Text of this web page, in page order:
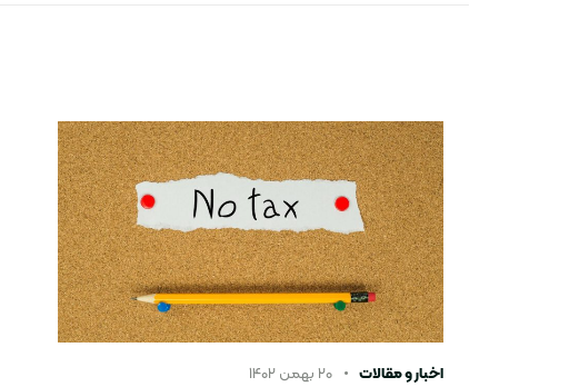
اخبار و مقالات ۲۰ بهمن ۱۴۰۲